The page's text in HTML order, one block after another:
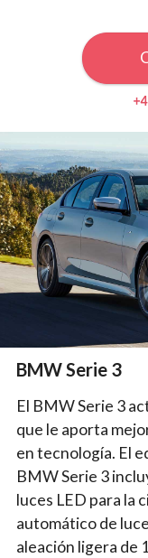
BMW Serie 3
El BMW Serie 3
que le aporta
en tecnología. El
BMW Serie 3
luces LED para la
automático de
aleación ligera de